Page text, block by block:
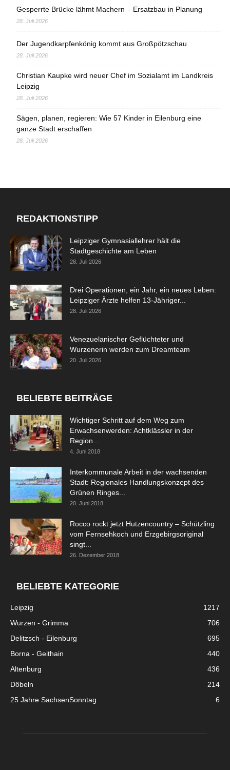
Gesperrte Brücke lähmt Machern – Ersatzbau in Planung
28. Juli 2026
Der Jugendkarpfenkönig kommt aus Großpötzschau
28. Juli 2026
Christian Kaupke wird neuer Chef im Sozialamt im Landkreis
Leipzig
28. Juli 2026
Sägen, planen, regieren: Wie 57 Kinder in Eilenburg eine
ganze Stadt erschaffen
28. Juli 2026
REDAKTIONSTIPP
Leipziger Gymnasiallehrer hält die
Stadtgeschichte am Leben
28. Juli 2026
Drei Operationen, ein Jahr, ein neues Leben:
Leipziger Ärzte helfen 13-Jähriger...
28. Juli 2026
Venezuelanischer Geflüchteter und
Wurzenerin werden zum Dreamteam
20. Juli 2026
BELIEBTE BEITRÄGE
Wichtiger Schritt auf dem Weg zum
Erwachsenwerden: Achtklässler in der
Region...
4. Juni 2018
Interkommunale Arbeit in der wachsenden
Stadt: Regionales Handlungskonzept des
Grünen Ringes...
20. Juni 2018
Rocco rockt jetzt Hutzencountry – Schützling
vom Fernsehkoch und Erzgebirgsoriginal
singt...
26. Dezember 2018
BELIEBTE KATEGORIE
Leipzig
1217
Wurzen - Grimma
706
Delitzsch - Eilenburg
695
Borna - Geithain
440
Altenburg
436
Döbeln
214
25 Jahre SachsenSonntag
6